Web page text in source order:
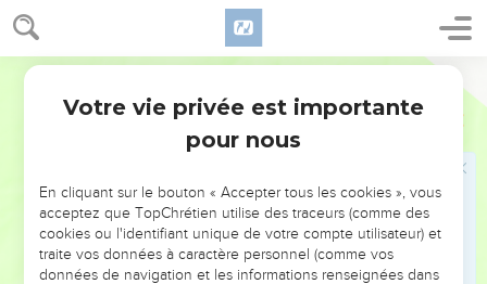
Matthieu 8
Jésus guérit deux hommes possédés par
des esprits mauvais
Lorsqu'il fut arrivé sur l'autre rive, dans le pays des
Gadaréniens, deux démoniaques qui sortaient des tombeaux
vinrent à sa rencontre. Ils étaient si dangereux que personne
Et voilà qu’ils se mirent à crier : « Que nous veux-tu,
[Jésus, ] Fils de Dieu ? Es-tu venu ici pour nous tourmenter
avant le moment fixé ? »
Votre vie privée est importante
pour nous
En cliquant sur le bouton « Accepter tous les cookies », vous
acceptez que TopChrétien utilise des traceurs (comme des
cookies ou l'identifiant unique de votre compte utilisateur) et
traite vos données à caractère personnel (comme vos
données de navigation et les informations renseignées dans